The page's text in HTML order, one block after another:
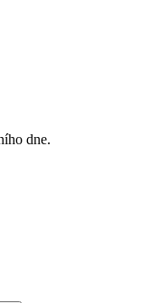
dne.